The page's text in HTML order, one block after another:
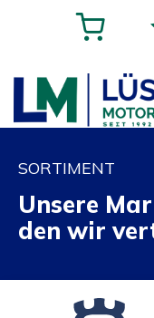
SORTIMENT
Unsere
den wir